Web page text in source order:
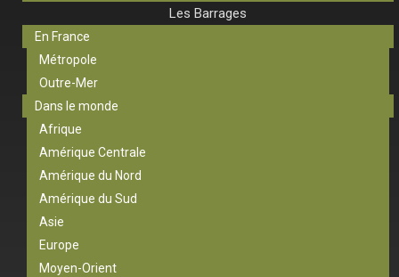
Les Barrages
En France
Métropole
Outre-Mer
Dans le monde
Afrique
Amérique Centrale
Amérique du Nord
Amérique du Sud
Asie
Europe
Moyen-Orient